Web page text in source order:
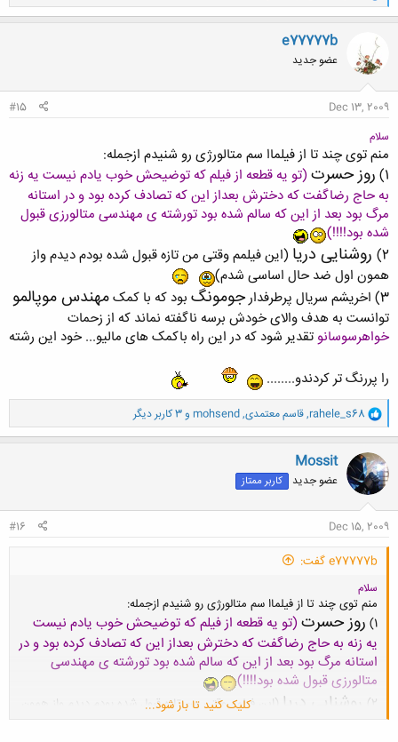
ا
ک
ش
ه
ا
e77777b
عضو جدید
Dec 13, 2009
#15
سلام
منم توی چند تا از فیلماا سم متالورژی رو شنیدم ازجمله:
1) روز حسرت(تو یه قطعه از فیلم که توضیحش خوب یادم نیست یه زنه
به حاج رضاگفت که دخترش بعداز این که تصادف کرده بود و در استانه
مرگ بود بعد از این که سالم شده بود تورشته ی مهندسی متالورزی قبول
شده بود!!!!)
2) روشنایی دریا (این فیلمم وقتی من تازه قبول شده بودم دیدم واز
همون اول ضد حال اساسی شدم)
3) اخریشم سریال پرطرفدار
جومونگ بود که با کمکمهندس موپالمو
توانست به هدف والای خودش برسه ناگفته نماند که از زحمات
خواهرسوسانو تقدیر شود که در این راه باکمک های مالیو... خود این رشته
را پررنگ تر کردندو........
و
ا
ک
ن
ش
ه
ا
rahele_s68
,قاسم معتمدی,
mohsend و 3 کاربر دیگر
Mossit
عضو جدید کاربر ممتاز
Dec 15, 2009
#16
e77777b گفت:
سلام
منم توی چند تا از فیلماا سم متالورژی رو شنیدم ازجمله:
1) روز حسرت (تو یه قطعه از فیلم که توضیحش خوب یادم نیست
یه زنه به حاج رضاگفت که دخترش بعداز این که تصادف کرده بود و در
استانه مرگ بود بعد از این که سالم شده بود تورشته ی مهندسی
متالورزی قبول شده بود!!!!)
2) روشنایی دریا (این فیلمم وقتی من تازه قبول شده بودم دیدم واز همون
کلیک کنید تا باز شود...